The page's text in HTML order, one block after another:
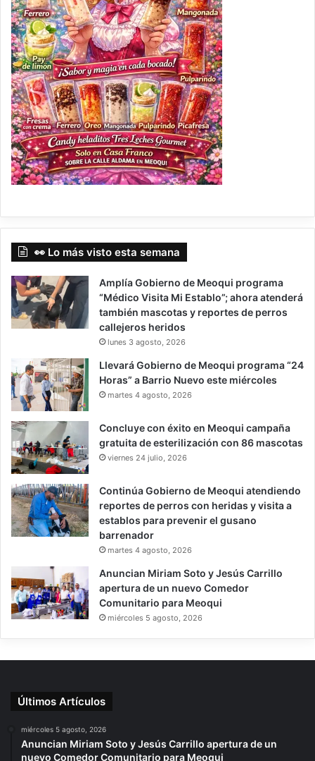
👀 Lo más visto esta semana
Amplía Gobierno de Meoqui programa
“Médico Visita Mi Establo”; ahora atenderá
también mascotas y reportes de perros
callejeros heridos
lunes 3 agosto, 2026
Llevará Gobierno de Meoqui programa “24
Horas” a Barrio Nuevo este miércoles
martes 4 agosto, 2026
Concluye con éxito en Meoqui campaña
gratuita de esterilización con 86 mascotas
viernes 24 julio, 2026
Continúa Gobierno de Meoqui atendiendo
reportes de perros con heridas y visita a
establos para prevenir el gusano
barrenador
martes 4 agosto, 2026
Anuncian Miriam Soto y Jesús Carrillo
apertura de un nuevo Comedor
Comunitario para Meoqui
miércoles 5 agosto, 2026
Últimos Artículos
miércoles 5 agosto, 2026
Anuncian Miriam Soto y Jesús Carrillo apertura de un
nuevo Comedor Comunitario para Meoqui